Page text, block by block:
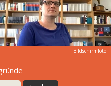
Bildschirmfoto